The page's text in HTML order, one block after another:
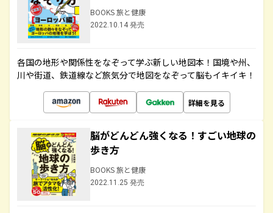
BOOKS 旅と健康
2022.10.14 発売
各国の地形や関係性をなぞって学ぶ新しい地図本！国境や州、
川や街道、鉄道線など旅気分で地図をなぞって脳もイキイキ！
詳細を見る
脳がどんどん強くなる！すごい地球の
歩き方
BOOKS 旅と健康
2022.11.25 発売